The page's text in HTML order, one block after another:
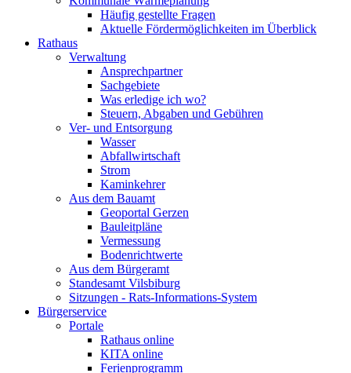
Häufig gestellte Fragen
Aktuelle Fördermöglichkeiten im Überblick
Rathaus
Verwaltung
Ansprechpartner
Sachgebiete
Was erledige ich wo?
Steuern, Abgaben und Gebühren
Ver- und Entsorgung
Wasser
Abfallwirtschaft
Strom
Kaminkehrer
Aus dem Bauamt
Geoportal Gerzen
Bauleitpläne
Vermessung
Bodenrichtwerte
Aus dem Bürgeramt
Standesamt Vilsbiburg
Sitzungen - Rats-Informations-System
Bürgerservice
Portale
Rathaus online
KITA online
Ferienprogramm